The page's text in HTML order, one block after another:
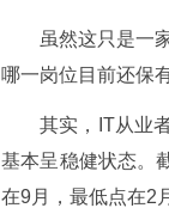
虽然这只是一
哪一岗位目前还保
其实，IT从业
基本呈稳健状态。
在9月，最低点在2